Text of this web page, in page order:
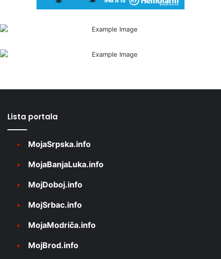
Lista portala
MojaSrpska.info
MojaBanjaLuka.info
MojDoboj.info
MojSrbac.info
MojaModriča.info
MojBrod.info